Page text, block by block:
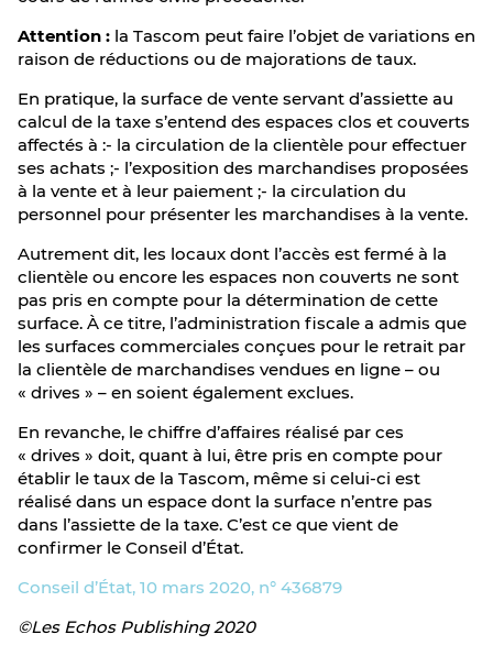
Attention : la Tascom peut faire l’objet de variations en
raison de réductions ou de majorations de taux.
En pratique, la surface de vente servant d’assiette au
calcul de la taxe s’entend des espaces clos et couverts
affectés à :- la circulation de la clientèle pour effectuer
ses achats ;- l’exposition des marchandises proposées
à la vente et à leur paiement ;- la circulation du
personnel pour présenter les marchandises à la vente.
Autrement dit, les locaux dont l’accès est fermé à la
clientèle ou encore les espaces non couverts ne sont
pas pris en compte pour la détermination de cette
surface. À ce titre, l’administration fiscale a admis que
les surfaces commerciales conçues pour le retrait par
la clientèle de marchandises vendues en ligne – ou
« drives » – en soient également exclues.
En revanche, le chiffre d’affaires réalisé par ces
« drives » doit, quant à lui, être pris en compte pour
établir le taux de la Tascom, même si celui-ci est
réalisé dans un espace dont la surface n’entre pas
dans l’assiette de la taxe. C’est ce que vient de
confirmer le Conseil d’État.
Conseil d’État, 10 mars 2020, n° 436879
©Les Echos Publishing 2020